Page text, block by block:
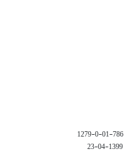
786-01-0-1279
1399-04-23